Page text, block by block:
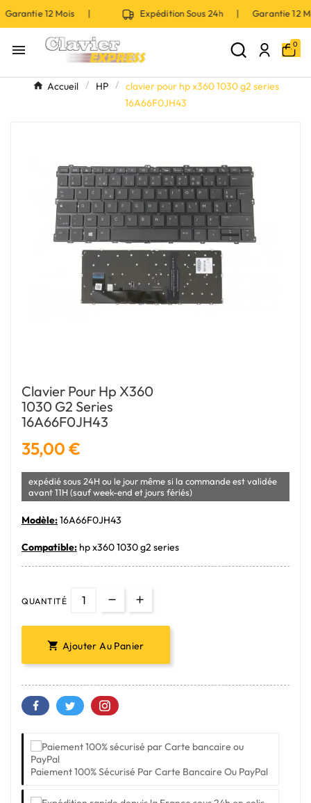
12 Mois | Expédition Sous 24h | Garantie 12
 0
Accueil HP
clavier pour hp x360 1030 g2 series
16A66F0JH43
Clavier Pour Hp X360
1030 G2 Series
16A66F0JH43
35,00 €
expédié sous 24H ou le jour même si la commande est validée
avant 11H (sauf week-end et jours fériés)
Modèle:16A66F0JH43
Compatible: hp x360 1030 g2 series
QUANTITÉ
 Ajouter Au Panier
Paiement 100% Sécurisé Par Carte Bancaire Ou PayPal